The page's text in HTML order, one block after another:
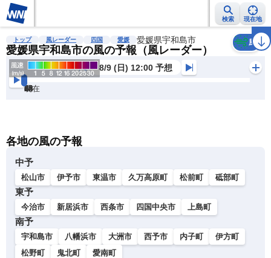
検索 現在地
雨雲レーダー 台風情報 地震情報 警報・注意報 2週間天気 ラ
トップ 風レーダー 四国 愛媛 愛媛県宇和島市
愛媛県宇和島市の風の予報（風レーダー）
風
8/9 (日) 12:00 予想
現在
6h
12
24
36
48
60
72
各地の風の予報
中予
松山市 伊予市 東温市 久万高原町 松前町 砥部町
東予
今治市 新居浜市 西条市 四国中央市 上島町
南予
宇和島市 八幡浜市 大洲市 西予市 内子町
伊方町
松野町
鬼北町 愛南町